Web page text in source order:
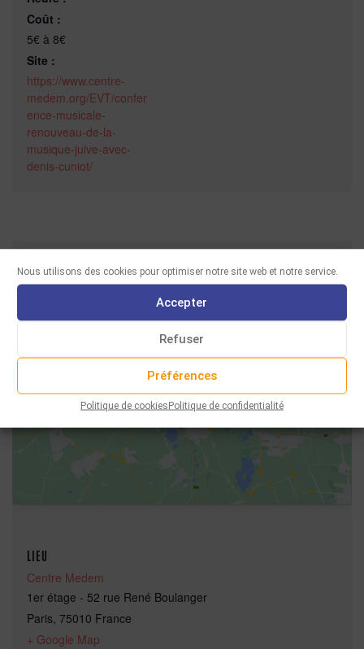
Nous utilisons des cookies pour optimiser notre site web et notre service.
Accepter
Refuser
Préférences
Politique de cookiesPolitique de confidentialité
Coût :
5€ à 8€
Site :
https://www.centre-
medem.org/EVT/confer
ence-musicale-
renouveau-de-la-
musique-juive-avec-
denis-cuniot/
LIEU
Centre Medem
1er étage - 52 rue René Boulanger
Paris, 75010 France
+ Google Map
Cliquez pour accepter les cookies
marketing et activer ce contenu